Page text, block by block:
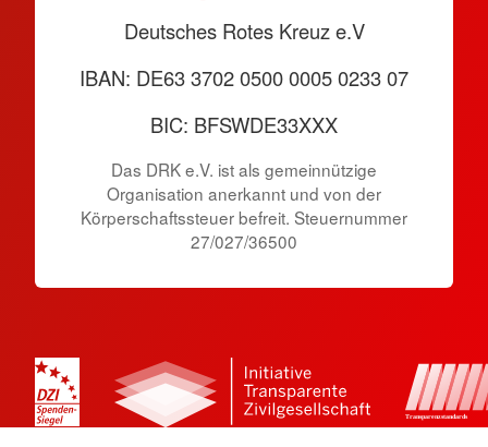
Deutsches Rotes Kreuz e.V
IBAN: DE63 3702 0500 0005 0233 07
BIC: BFSWDE33XXX
Das DRK e.V. ist als gemeinnützige
Organisation anerkannt und von der
Körperschaftssteuer befreit. Steuernummer
27/027/36500